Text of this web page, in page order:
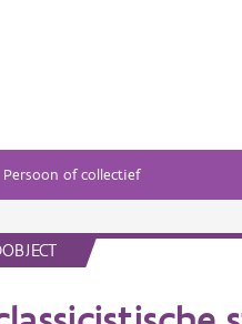
Persoon of collectief